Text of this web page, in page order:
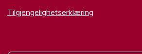
Tilgjengelighetserklæring